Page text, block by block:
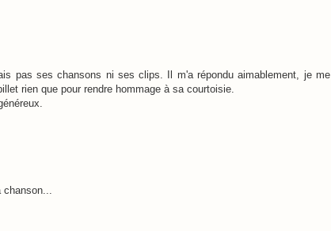
pas ses chansons ni ses clips. Il m'a répondu aimablement, je me
rien que pour rendre hommage à sa courtoisie.
chanson...